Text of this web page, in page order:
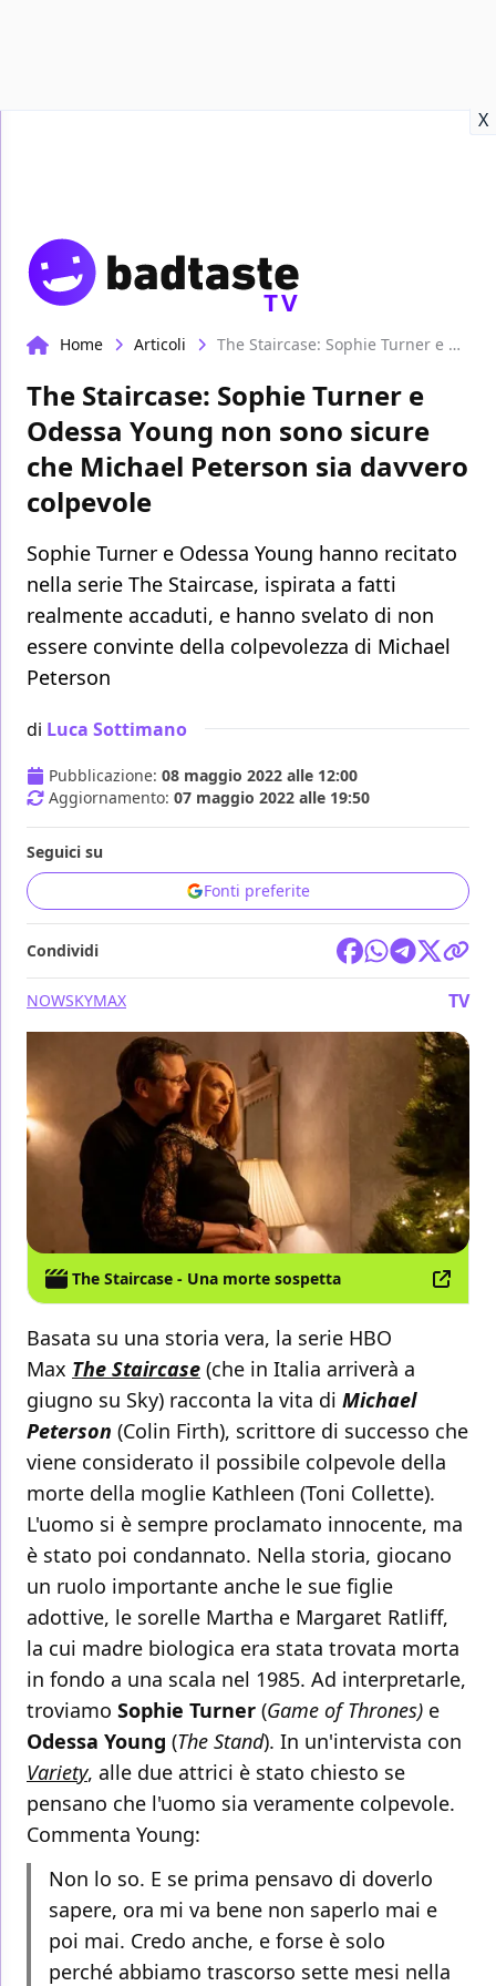
X
TV
Home Articoli The Staircase: Sophie Turner e Odessa Young non sono sicure che Michael Peterson sia davvero colpevole
The Staircase: Sophie Turner e
Odessa Young non sono sicure
che Michael Peterson sia davvero
colpevole
Sophie Turner e Odessa Young hanno recitato
nella serie The Staircase, ispirata a fatti
realmente accaduti, e hanno svelato di non
essere convinte della colpevolezza di Michael
Peterson
di Luca Sottimano
Pubblicazione: 08 maggio 2022 alle 12:00
Aggiornamento: 07 maggio 2022 alle 19:50
Seguici su
Fonti preferite
Condividi
NOWSKYMAX TV
The Staircase - Una morte sospetta
Basata su una storia vera, la serie HBO
Max The Staircase (che in Italia arriverà a
giugno su Sky) racconta la vita di Michael
Peterson (Colin Firth), scrittore di successo che
viene considerato il possibile colpevole della
morte della moglie Kathleen (Toni Collette).
L'uomo si è sempre proclamato innocente, ma
è stato poi condannato. Nella storia, giocano
un ruolo importante anche le sue figlie
adottive, le sorelle Martha e Margaret Ratliff,
la cui madre biologica era stata trovata morta
in fondo a una scala nel 1985. Ad interpretarle,
troviamo Sophie Turner (Game of Thrones) e
Odessa Young (The Stand). In un'intervista con
Variety, alle due attrici è stato chiesto se
pensano che l'uomo sia veramente colpevole.
Commenta Young:
Non lo so. E se prima pensavo di doverlo
sapere, ora mi va bene non saperlo mai e
poi mai. Credo anche, e forse è solo
perché abbiamo trascorso sette mesi nella